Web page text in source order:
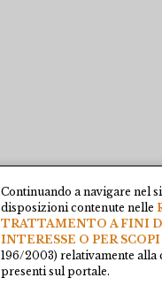
Continuando a navigare nel
disposizioni contenute nelle
TRATTAMENTO A FINI
INTERESSE O PER
196/2003) relativamente
presenti sul portale.